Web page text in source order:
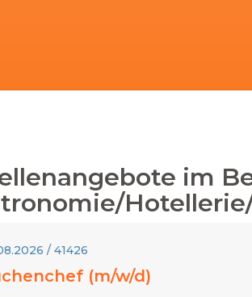
im
/ 41426
(m/w/d)